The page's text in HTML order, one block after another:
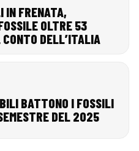
IN FRENATA,
OLTRE 53
DELL’ITALIA
BATTONO I FOSSILI
DEL 2025